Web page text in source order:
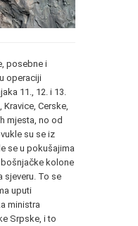
posebne i
operaciji
11., 12. i 13.
Cerske,
mjesta, no od
su se iz
se u pokušajima
kolone
sjeveru. To se
uputi
ministra
Srpske, i to